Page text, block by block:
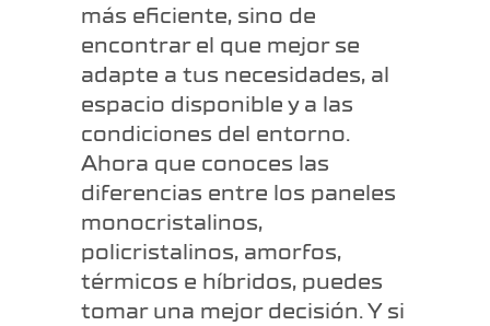
más eficiente, sino de
encontrar el que mejor se
adapte a tus necesidades, al
espacio disponible y a las
condiciones del entorno.
Ahora que conoces las
diferencias entre los paneles
monocristalinos,
policristalinos, amorfos,
térmicos e híbridos, puedes
tomar una mejor decisión. Y si